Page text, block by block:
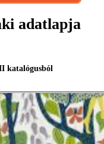
adatlapja
katalógusból